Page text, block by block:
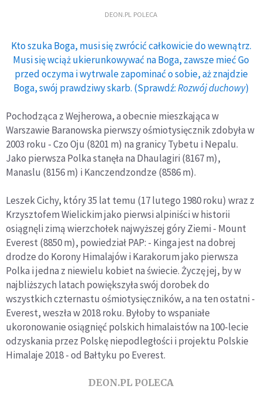
DEON.PL POLECA
Kto szuka Boga, musi się zwrócić całkowicie do wewnątrz.
Musi się wciąż ukierunkowywać na Boga, zawsze mieć Go
przed oczyma i wytrwale zapominać o sobie, aż znajdzie
Boga, swój prawdziwy skarb. (Sprawdź:Rozwój duchowy)
Pochodząca z Wejherowa, a obecnie mieszkająca w
Warszawie Baranowska pierwszy ośmiotysięcznik zdobyła w
2003 roku - Czo Oju (8201 m) na granicy Tybetu i Nepalu.
Jako pierwsza Polka stanęła na Dhaulagiri (8167 m),
Manaslu (8156 m) i Kanczendzondze (8586 m).
Leszek Cichy, który 35 lat temu (17 lutego 1980 roku) wraz z
Krzysztofem Wielickim jako pierwsi alpiniści w historii
osiągnęli zimą wierzchołek najwyższej góry Ziemi - Mount
Everest (8850 m), powiedział PAP: - Kinga jest na dobrej
drodze do Korony Himalajów i Karakorum jako pierwsza
Polka i jedna z niewielu kobiet na świecie. Życzę jej, by w
najbliższych latach powiększyła swój dorobek do
wszystkich czternastu ośmiotysięczników, a na ten ostatni -
Everest, weszła w 2018 roku. Byłoby to wspaniałe
ukoronowanie osiągnięć polskich himalaistów na 100-lecie
odzyskania przez Polskę niepodległości i projektu Polskie
Himalaje 2018 - od Bałtyku po Everest.
DEON.PL POLECA